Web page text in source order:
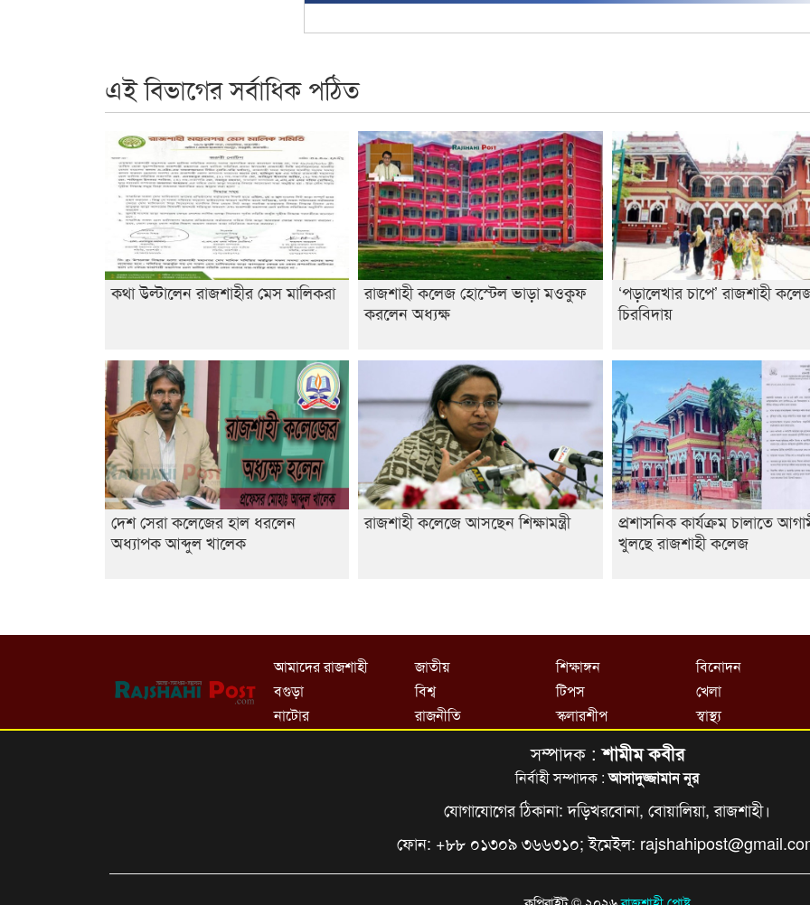
এই বিভাগের সর্বাধিক পঠিত
কথা উল্টালেন রাজশাহীর মেস মালিকরা
রাজশাহী কলেজ হোস্টেল ভাড়া মওকুফ
করলেন অধ্যক্ষ
‘পড়ালেখার চাপে’ রাজশাহী
চিরবিদায়
দেশ সেরা কলেজের হাল ধরলেন
অধ্যাপক আব্দুল খালেক
রাজশাহী কলেজে আসছেন শিক্ষামন্ত্রী
প্রশাসনিক কার্যক্রম চালাতে
খুলছে রাজশাহী কলেজ
আমাদের রাজশাহী
বগুড়া
নাটোর
জাতীয়
বিশ্ব
রাজনীতি
শিক্ষাঙ্গন
টিপস
স্কলারশীপ
বিনোদন
খেলা
স্বাস্থ্য
সম্পাদক : শামীম কবীর
নির্বাহী সম্পাদক :আসাদুজ্জামান নূর
যোগাযোগের ঠিকানা: দড়িখরবোনা, বোয়ালিয়া, রাজশাহী।
ফোন: +৮৮ ০১৩০৯ ৩৬৬৩১০; ইমেইল: